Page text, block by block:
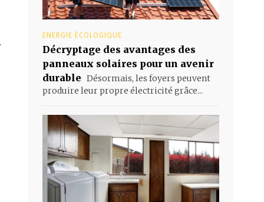
ENERGIE ÉCOLOGIQUE
Décryptage des avantages des
panneaux solaires pour un avenir
durable Désormais, les foyers peuvent
produire leur propre électricité grâce...